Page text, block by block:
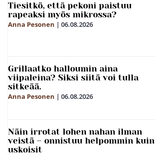
Tiesitkö, että pekoni paistuu
rapeaksi myös mikrossa?
Anna Pesonen | 06.08.2026
Grillaatko halloumin aina
viipaleina? Siksi siitä voi tulla
sitkeää.
Anna Pesonen | 06.08.2026
Näin irrotat lohen nahan ilman
veistä – onnistuu helpommin kuin
uskoisit